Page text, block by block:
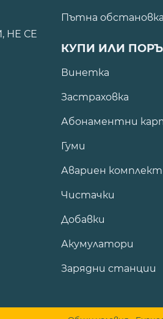
НЕ СЕ
Пътна обстановка
КУПИ ИЛИ
Винетка
Застраховка
Абонаментни
Гуми
Авариен комплект
Чистачки
Добавки
Акумулатори
Зарядни станции